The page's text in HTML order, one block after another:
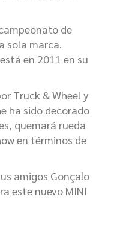
de
sola marca.
en 2011 en su
Truck & Wheel y
ha sido decorado
quemará rueda
en términos de
amigos Gonçalo
este nuevo MINI